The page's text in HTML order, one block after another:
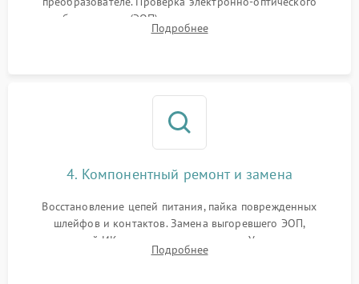
преобразователя (ЭОП) на стенде на предмет эмиссии,
шумов и засветок. Диагностика микросхем цифровых
Подробнее
4. Компонентный ремонт и замена
Восстановление цепей питания, пайка поврежденных
шлейфов и контактов. Замена выгоревшего ЭОП,
неисправной ИК-подсветки или матрицы. Ультразвуковая
очистка плат и удаление загрязнений с линз объектива и
Подробнее